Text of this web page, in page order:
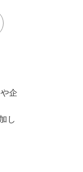
企
し